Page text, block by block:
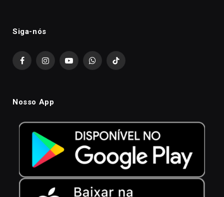
Siga-nós
FacebookInstagramYouTubeWhatsAppTikTok
Nosso App